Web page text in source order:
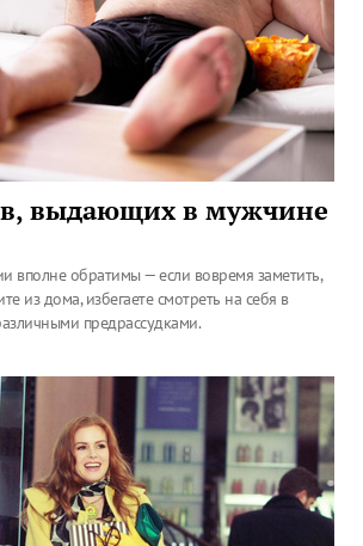
выдающих в мужчине
вполне обратимы — если вовремя заметить,
из дома, избегаете смотреть на себя в
предрассудками.